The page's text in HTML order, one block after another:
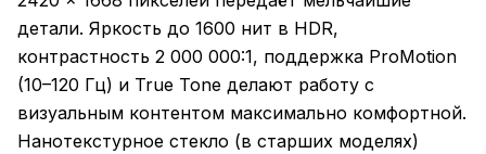
детали. Яркость до 1600 нит в HDR,
контрастность 2 000 000:1, поддержка ProMotion
(10–120 Гц) и True Tone делают работу с
визуальным контентом максимально комфортной.
Нанотекстурное стекло (в старших моделях)